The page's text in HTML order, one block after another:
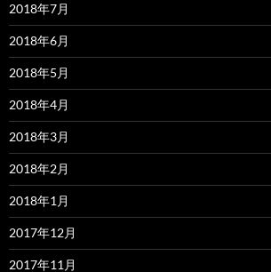
2018年7月
2018年6月
2018年5月
2018年4月
2018年3月
2018年2月
2018年1月
2017年12月
2017年11月